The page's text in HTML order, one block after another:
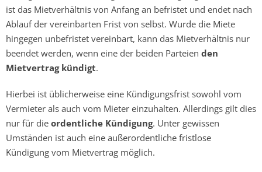
ist das Mietverhältnis von Anfang an befristet und endet nach
Ablauf der vereinbarten Frist von selbst. Wurde die Miete
hingegen unbefristet vereinbart, kann das Mietverhältnis nur
beendet werden, wenn eine der beiden Parteien den
Mietvertrag kündigt.
Hierbei ist üblicherweise eine Kündigungsfrist sowohl vom
Vermieter als auch vom Mieter einzuhalten. Allerdings gilt dies
nur für die ordentliche Kündigung. Unter gewissen
Umständen ist auch eine außerordentliche fristlose
Kündigung vom Mietvertrag möglich.